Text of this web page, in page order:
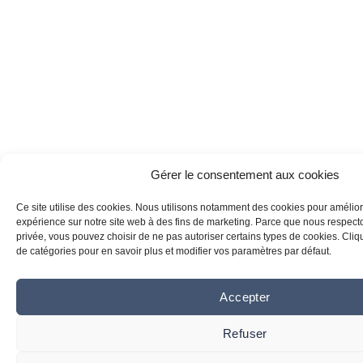
Gérer le consentement aux cookies
Ce site utilise des cookies. Nous utilisons notamment des cookies pour
expérience sur notre site web à des fins de marketing. Parce que nous
privée, vous pouvez choisir de ne pas autoriser certains types de cookies.
de catégories pour en savoir plus et modifier vos paramètres par défaut.
Accepter
Refuser